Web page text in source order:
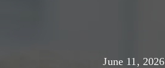
June 11, 2026